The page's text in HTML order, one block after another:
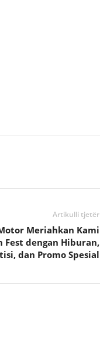
Artikulli tjetër
Meriahkan Kami
Fest dengan Hiburan,
dan Promo Spesial